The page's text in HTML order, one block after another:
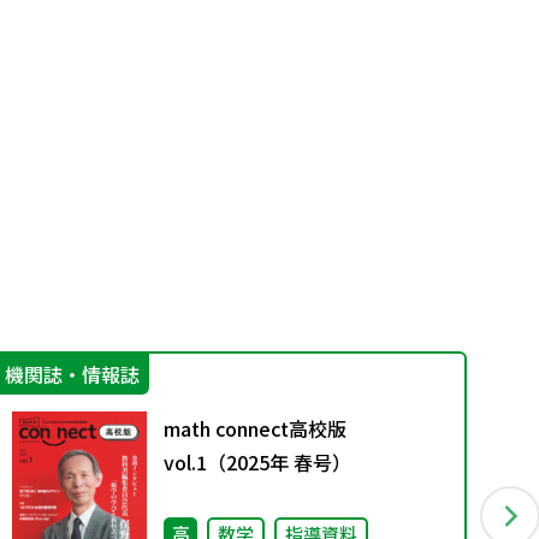
機関誌・情報誌
math connect高校版
vol.1（2025年 春号）